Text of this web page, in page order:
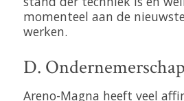
momenteel aan de
werken.
D. Ondernemerschap
Areno-Magna heeft veel